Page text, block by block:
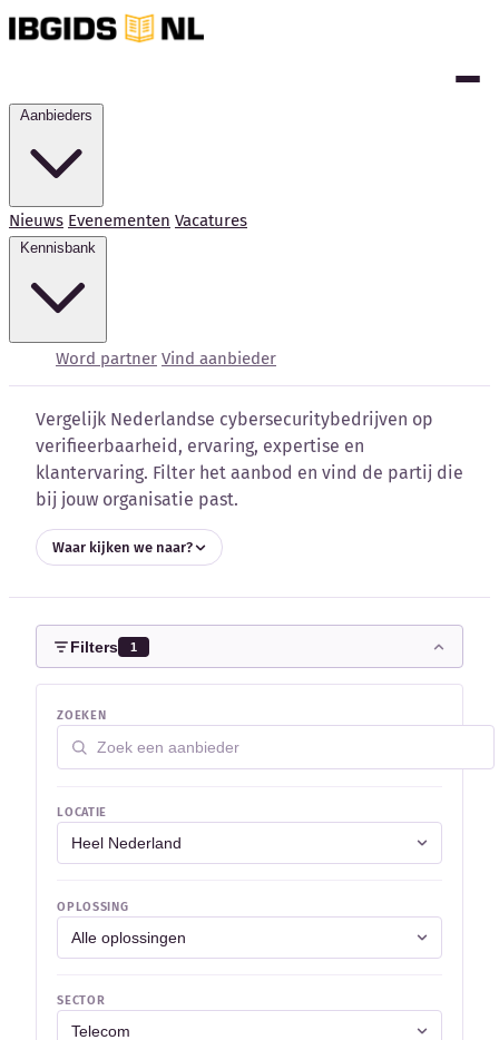
Nieuws Evenementen Vacatures
Word partner Vind aanbieder
Kennisbank
Blog
Externe bronnen
Woordenboek
Auteurs
vergelijken
Vergelijk Nederlandse cybersecuritybedrijven op
verifieerbaarheid, ervaring, expertise en
klantervaring. Filter het aanbod en vind de partij die
bij jouw organisatie past.
Waar kijken we naar?
Filters 1
ZOEKEN
LOCATIE
OPLOSSING
SECTOR